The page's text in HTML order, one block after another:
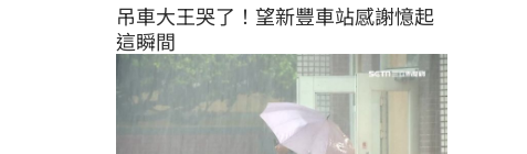
吊車大王哭了！望新豐車站感謝憶起
這瞬間